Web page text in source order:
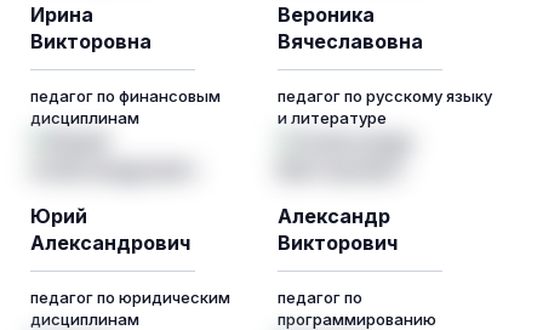
Ирина
Викторовна
педагог по финансовым
дисциплинам
Вероника
Вячеславовна
педагог по русскому языку
и литературе
Юрий
Александрович
педагог по юридическим
дисциплинам
Александр
Викторович
педагог по
программированию